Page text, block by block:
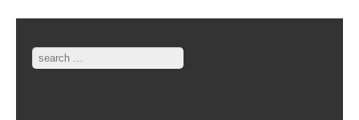
Post navigation
Search